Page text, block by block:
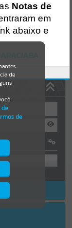
de
de
de
Notas de
em
abaixo e
cidadao/
33-2016-